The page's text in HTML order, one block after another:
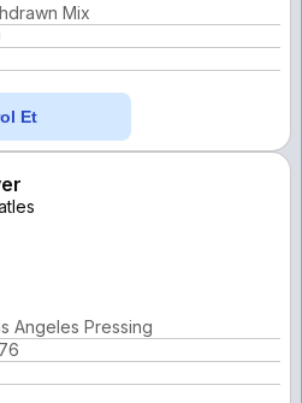
Mix
Et
Angeles Pressing